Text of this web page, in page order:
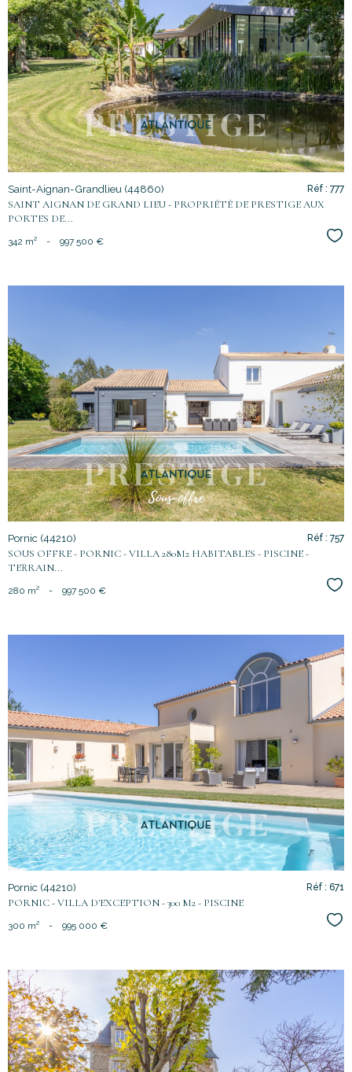
voir le
bien
Saint-Aignan-Grandlieu (44860)
SAINT AIGNAN DE GRAND LIEU - PROPRIÉTÉ DE PRESTIGE AUX
PORTES DE...
Réf : 777
342 m² - 997 500 €
voir le
bien
Pornic (44210)
SOUS OFFRE - PORNIC - VILLA 280M2 HABITABLES - PISCINE -
TERRAIN...
Réf : 757
280 m² - 997 500 €
voir le
bien
Pornic (44210)
PORNIC - VILLA D'EXCEPTION - 300 M2 - PISCINE
Réf : 671
300 m² - 995 000 €